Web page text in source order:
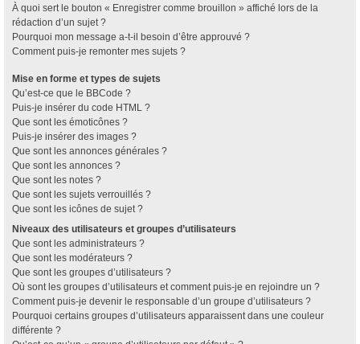
À quoi sert le bouton « Enregistrer comme brouillon » affiché lors de la
rédaction d’un sujet ?
Pourquoi mon message a-t-il besoin d’être approuvé ?
Comment puis-je remonter mes sujets ?
Mise en forme et types de sujets
Qu’est-ce que le BBCode ?
Puis-je insérer du code HTML ?
Que sont les émoticônes ?
Puis-je insérer des images ?
Que sont les annonces générales ?
Que sont les annonces ?
Que sont les notes ?
Que sont les sujets verrouillés ?
Que sont les icônes de sujet ?
Niveaux des utilisateurs et groupes d’utilisateurs
Que sont les administrateurs ?
Que sont les modérateurs ?
Que sont les groupes d’utilisateurs ?
Où sont les groupes d’utilisateurs et comment puis-je en rejoindre un ?
Comment puis-je devenir le responsable d’un groupe d’utilisateurs ?
Pourquoi certains groupes d’utilisateurs apparaissent dans une couleur
différente ?